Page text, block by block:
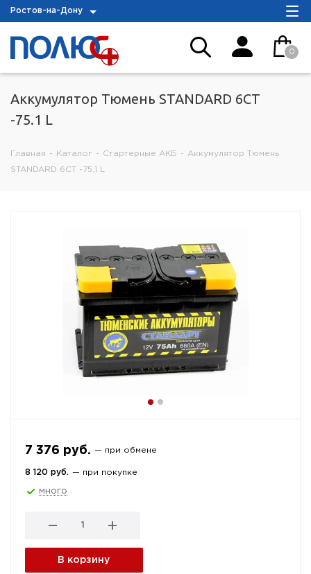
Ростов-на-Дону
0
Аккумулятор Тюмень STANDARD 6СТ
-75.1 L
Главная - Каталог - Стартерные АКБ - Аккумулятор Тюмень
STANDARD 6СТ -75.1 L
7 376 руб. — при обмене
8 120 руб. — при покупке
много
В корзину